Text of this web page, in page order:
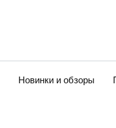
Новинки и обзоры